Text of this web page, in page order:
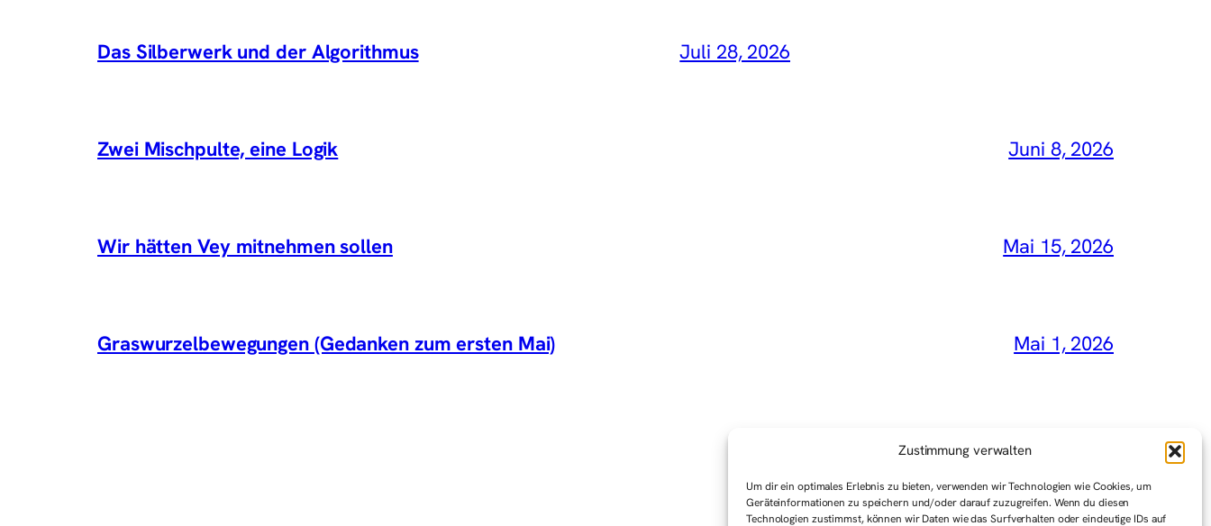
Zustimmung verwalten
Um dir ein optimales Erlebnis zu bieten, verwenden wir Technologien wie Cookies, um
Geräteinformationen zu speichern und/oder darauf zuzugreifen. Wenn du diesen
Technologien zustimmst, können wir Daten wie das Surfverhalten oder eindeutige IDs auf
Das Silberwerk und der Algorithmus Juli 28, 2026
Zwei Mischpulte, eine Logik Juni 8, 2026
Wir hätten Vey mitnehmen sollen Mai 15, 2026
Graswurzelbewegungen (Gedanken zum ersten Mai) Mai 1, 2026